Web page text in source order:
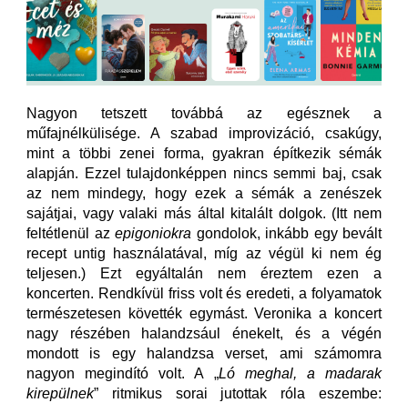
Nagyon tetszett továbbá az egésznek a
műfajnélkülisége. A szabad improvizáció, csakúgy,
mint a többi zenei forma, gyakran építkezik sémák
alapján. Ezzel tulajdonképpen nincs semmi baj, csak
az nem mindegy, hogy ezek a sémák a zenészek
sajátjai, vagy valaki más által kitalált dolgok. (Itt nem
feltétlenül az epigoniokra gondolok, inkább egy bevált
recept untig használatával, míg az végül ki nem ég
teljesen.) Ezt egyáltalán nem éreztem ezen a
koncerten. Rendkívül friss volt és eredeti, a folyamatok
természetesen követték egymást. Veronika a koncert
nagy részében halandzsául énekelt, és a végén
mondott is egy halandzsa verset, ami számomra
nagyon megindító volt. A „Ló meghal, a madarak
kirepülnek” ritmikus sorai jutottak róla eszembe: